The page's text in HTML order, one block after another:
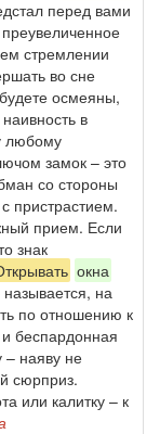
перед вами
стремлении
во сне
осмеяны,
в
любому
замок – это
со стороны
пристрастием.
прием. Если
знак
окна
называется, на
по отношению к
беспардонная
– наяву не
сюрприз.
или калитку – к